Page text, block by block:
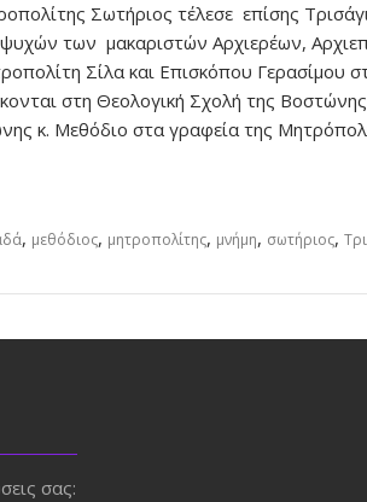
Σωτήριος τέλεσε επίσης
των μακαριστών Αρχιερέων,
Σίλα και Επισκόπου Γερασίμου
στη Θεολογική Σχολή της
κ. Μεθόδιο στα γραφεία της
, μεθόδιος, μητροπολίτης, μνήμη, σωτήριος,
σας: